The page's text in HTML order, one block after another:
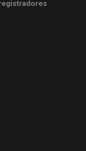
en ventana nueva)
en ventana nueva)
en ventana nueva)
ventana nueva)